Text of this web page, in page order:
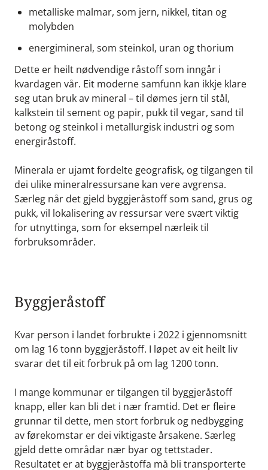
metalliske malmar, som jern, nikkel, titan og
molybden
energimineral, som steinkol, uran og thorium
Dette er heilt nødvendige råstoff som inngår i
kvardagen vår. Eit moderne samfunn kan ikkje klare
seg utan bruk av mineral – til dømes jern til stål,
kalkstein til sement og papir, pukk til vegar, sand til
betong og steinkol i metallurgisk industri og som
energiråstoff.
Minerala er ujamt fordelte geografisk, og tilgangen til
dei ulike mineralressursane kan vere avgrensa.
Særleg når det gjeld byggjeråstoff som sand, grus og
pukk, vil lokalisering av ressursar vere svært viktig
for utnyttinga, som for eksempel nærleik til
forbruksområder.
Byggjeråstoff
Kvar person i landet forbrukte i 2022 i gjennomsnitt
om lag 16 tonn byggjeråstoff. I løpet av eit heilt liv
svarar det til eit forbruk på om lag 1200 tonn.
I mange kommunar er tilgangen til byggjeråstoff
knapp, eller kan bli det i nær framtid. Det er fleire
grunnar til dette, men stort forbruk og nedbygging
av førekomstar er dei viktigaste årsakene. Særleg
gjeld dette områdar nær byar og tettstader.
Resultatet er at byggjeråstoffa må bli transporterte